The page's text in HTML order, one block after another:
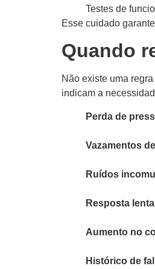
Testes de
Esse cuidado
Quando
Não existe uma
indicam a
Perda de
Vazamentos
Ruídos
Resposta
Aumento no
Histórico de